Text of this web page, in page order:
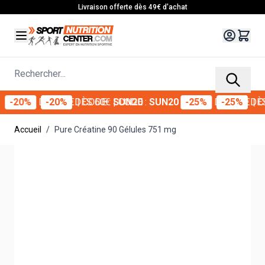
Livraison offerte dès 49€ d'achat
Rechercher...
DÈS 60€| CODE :SUN20 -25% DÈS 70€|
-20% DÈS 60€| CODE :SUN20 -25% DÈS
Accueil / Pure Créatine 90 Gélules 751 mg